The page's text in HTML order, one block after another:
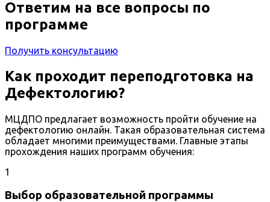
Ответим на все вопросы по
программе
Получить консультацию
Как проходит переподготовка на
Дефектологию?
МЦДПО предлагает возможность пройти обучение на
дефектологию онлайн. Такая образовательная система
обладает многими преимуществами. Главные этапы
прохождения наших программ обучения:
1
Выбор образовательной программы